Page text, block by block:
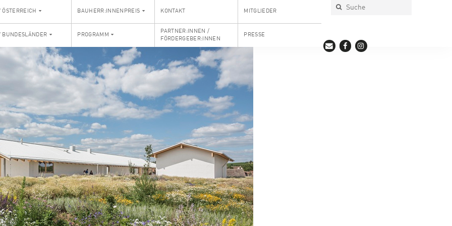
ÖSTERREICH BAUHERR:INNENPREIS KONTAKT MITGLIEDER
BUNDESLÄNDER PROGRAMM
PARTNER:INNEN /
FÖRDERGEBER:INNEN
PRESSE